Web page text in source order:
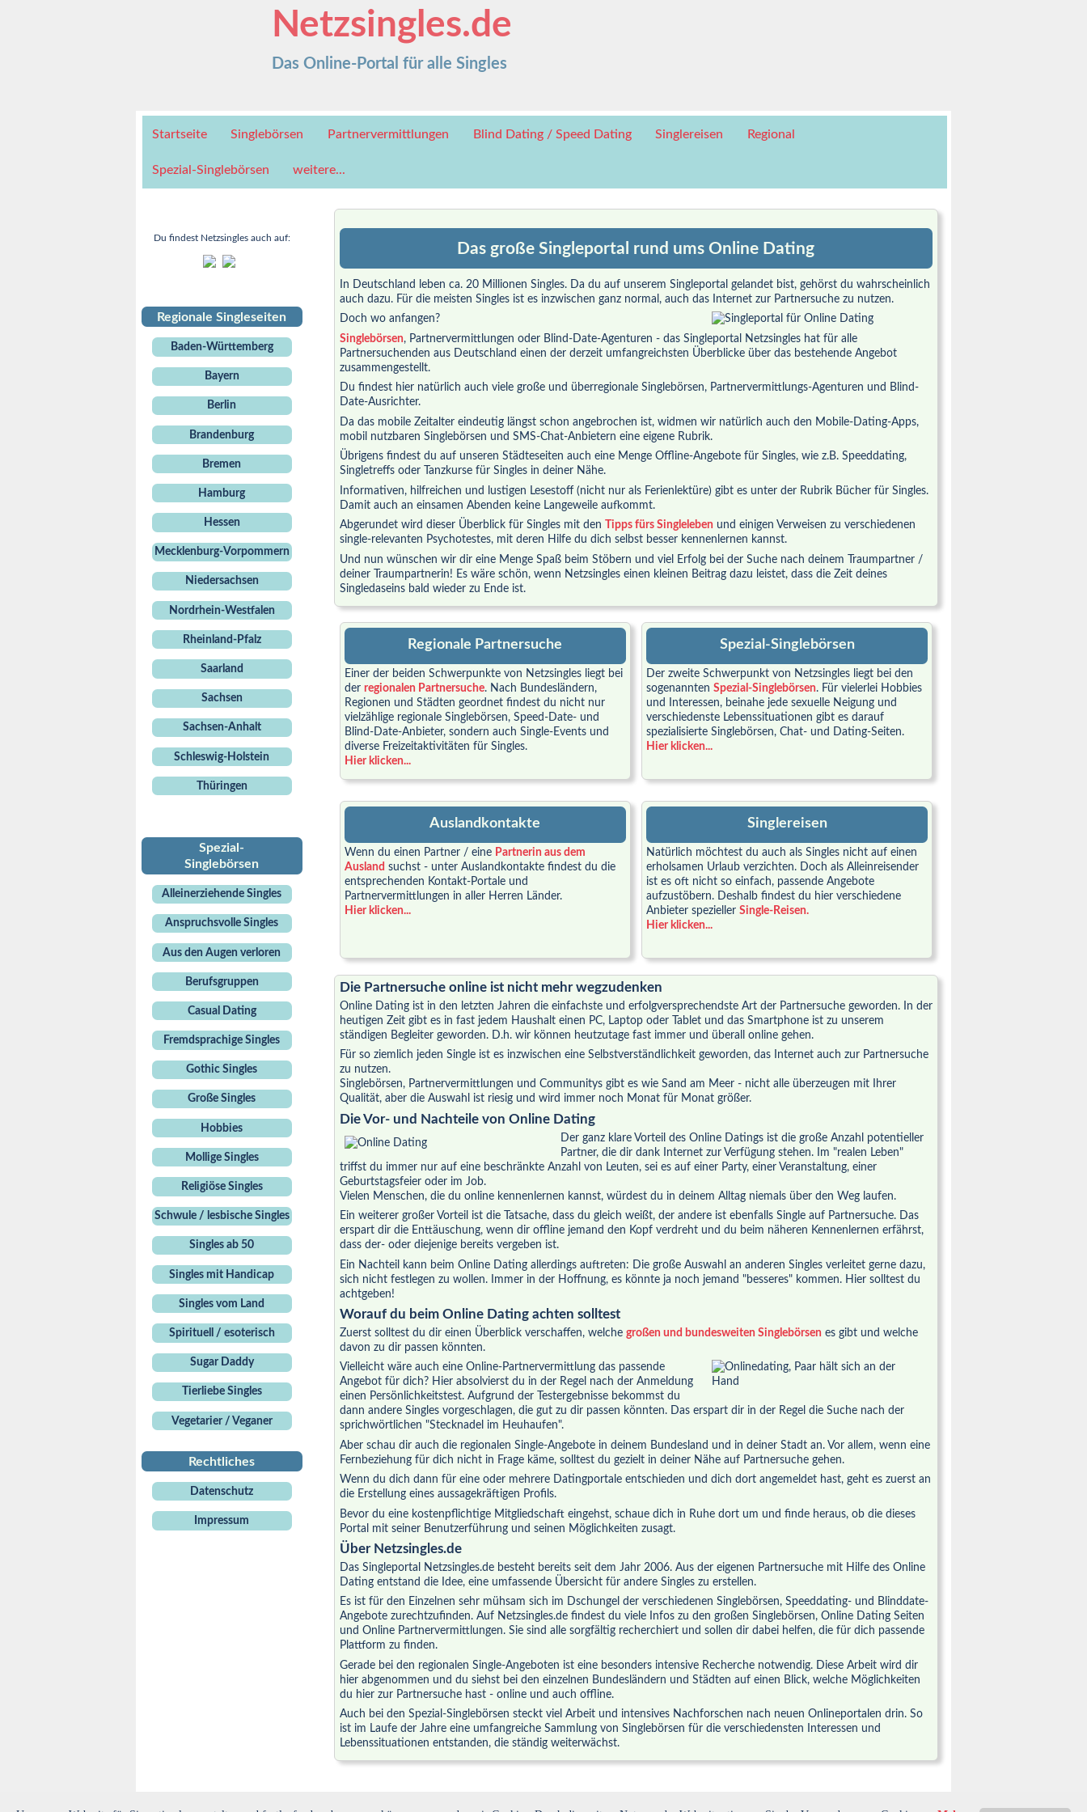
Netzsingles.de
Das Online-Portal für alle Singles
Startseite Singlebörsen Partnervermittlungen Blind Dating / Speed Dating Singlereisen Regional
Spezial-Singlebörsen weitere...
Das große Singleportal rund ums Online Dating
In Deutschland leben ca. 20 Millionen Singles. Da du auf unserem Singleportal gelandet bist, gehörst du wahrscheinlich
auch dazu. Für die meisten Singles ist es inzwischen ganz normal, auch das Internet zur Partnersuche zu nutzen.
Doch wo anfangen?
Singlebörsen, Partnervermittlungen oder Blind-Date-Agenturen - das Singleportal Netzsingles hat für alle
Partnersuchenden aus Deutschland einen der derzeit umfangreichsten Überblicke über das bestehende Angebot
zusammengestellt.
Du findest hier natürlich auch viele große und überregionale Singlebörsen, Partnervermittlungs-Agenturen und Blind-
Date-Ausrichter.
Da das mobile Zeitalter eindeutig längst schon angebrochen ist, widmen wir natürlich auch den Mobile-Dating-Apps,
mobil nutzbaren Singlebörsen und SMS-Chat-Anbietern eine eigene Rubrik.
Übrigens findest du auf unseren Städteseiten auch eine Menge Offline-Angebote für Singles, wie z.B. Speeddating,
Singletreffs oder Tanzkurse für Singles in deiner Nähe.
Informativen, hilfreichen und lustigen Lesestoff (nicht nur als Ferienlektüre) gibt es unter der Rubrik Bücher für Singles.
Damit auch an einsamen Abenden keine Langeweile aufkommt.
Abgerundet wird dieser Überblick für Singles mit den Tipps fürs Singleleben und einigen Verweisen zu verschiedenen
single-relevanten Psychotestes, mit deren Hilfe du dich selbst besser kennenlernen kannst.
Und nun wünschen wir dir eine Menge Spaß beim Stöbern und viel Erfolg bei der Suche nach deinem Traumpartner /
deiner Traumpartnerin! Es wäre schön, wenn Netzsingles einen kleinen Beitrag dazu leistet, dass die Zeit deines
Singledaseins bald wieder zu Ende ist.
Regionale Partnersuche
Einer der beiden Schwerpunkte von Netzsingles liegt bei
der regionalen Partnersuche. Nach Bundesländern,
Regionen und Städten geordnet findest du nicht nur
vielzählige regionale Singlebörsen, Speed-Date- und
Blind-Date-Anbieter, sondern auch Single-Events und
diverse Freizeitaktivitäten für Singles.
Hier klicken...
Spezial-Singlebörsen
Der zweite Schwerpunkt von Netzsingles liegt bei den
sogenanntenSpezial-Singlebörsen. Für vielerlei Hobbies
und Interessen, beinahe jede sexuelle Neigung und
verschiedenste Lebenssituationen gibt es darauf
spezialisierte Singlebörsen, Chat- und Dating-Seiten.
Hier klicken...
Auslandkontakte
Wenn du einen Partner / eine Partnerin aus dem
Ausland suchst - unter Auslandkontakte findest du die
entsprechenden Kontakt-Portale und
Partnervermittlungen in aller Herren Länder.
Hier klicken...
Singlereisen
Natürlich möchtest du auch als Singles nicht auf einen
erholsamen Urlaub verzichten. Doch als Alleinreisender
ist es oft nicht so einfach, passende Angebote
aufzustöbern. Deshalb findest du hier verschiedene
Anbieter speziellerSingle-Reisen.
Hier klicken...
Die Partnersuche online ist nicht mehr wegzudenken
Online Dating ist in den letzten Jahren die einfachste und erfolgversprechendste Art der Partnersuche geworden. In der
heutigen Zeit gibt es in fast jedem Haushalt einen PC, Laptop oder Tablet und das Smartphone ist zu unserem
ständigen Begleiter geworden. D.h. wir können heutzutage fast immer und überall online gehen.
Für so ziemlich jeden Single ist es inzwischen eine Selbstverständlichkeit geworden, das Internet auch zur Partnersuche
zu nutzen.
Singlebörsen, Partnervermittlungen und Communitys gibt es wie Sand am Meer - nicht alle überzeugen mit Ihrer
Qualität, aber die Auswahl ist riesig und wird immer noch Monat für Monat größer.
Die Vor- und Nachteile von Online Dating
Der ganz klare Vorteil des Online Datings ist die große Anzahl potentieller
Partner, die dir dank Internet zur Verfügung stehen. Im "realen Leben"
triffst du immer nur auf eine beschränkte Anzahl von Leuten, sei es auf einer Party, einer Veranstaltung, einer
Geburtstagsfeier oder im Job.
Vielen Menschen, die du online kennenlernen kannst, würdest du in deinem Alltag niemals über den Weg laufen.
Ein weiterer großer Vorteil ist die Tatsache, dass du gleich weißt, der andere ist ebenfalls Single auf Partnersuche. Das
erspart dir die Enttäuschung, wenn dir offline jemand den Kopf verdreht und du beim näheren Kennenlernen erfährst,
dass der- oder diejenige bereits vergeben ist.
Ein Nachteil kann beim Online Dating allerdings auftreten: Die große Auswahl an anderen Singles verleitet gerne dazu,
sich nicht festlegen zu wollen. Immer in der Hoffnung, es könnte ja noch jemand "besseres" kommen. Hier solltest du
achtgeben!
Worauf du beim Online Dating achten solltest
Zuerst solltest du dir einen Überblick verschaffen, welche großen und bundesweiten Singlebörsen es gibt und welche
davon zu dir passen könnten.
Vielleicht wäre auch eine Online-Partnervermittlung das passende
Angebot für dich? Hier absolvierst du in der Regel nach der Anmeldung
einen Persönlichkeitstest. Aufgrund der Testergebnisse bekommst du
dann andere Singles vorgeschlagen, die gut zu dir passen könnten. Das erspart dir in der Regel die Suche nach der
sprichwörtlichen "Stecknadel im Heuhaufen".
Aber schau dir auch die regionalen Single-Angebote in deinem Bundesland und in deiner Stadt an. Vor allem, wenn eine
Fernbeziehung für dich nicht in Frage käme, solltest du gezielt in deiner Nähe auf Partnersuche gehen.
Wenn du dich dann für eine oder mehrere Datingportale entschieden und dich dort angemeldet hast, geht es zuerst an
die Erstellung eines aussagekräftigen Profils.
Bevor du eine kostenpflichtige Mitgliedschaft eingehst, schaue dich in Ruhe dort um und finde heraus, ob die dieses
Portal mit seiner Benutzerführung und seinen Möglichkeiten zusagt.
Über Netzsingles.de
Das Singleportal Netzsingles.de besteht bereits seit dem Jahr 2006. Aus der eigenen Partnersuche mit Hilfe des Online
Dating entstand die Idee, eine umfassende Übersicht für andere Singles zu erstellen.
Es ist für den Einzelnen sehr mühsam sich im Dschungel der verschiedenen Singlebörsen, Speeddating- und Blinddate-
Angebote zurechtzufinden. Auf Netzsingles.de findest du viele Infos zu den großen Singlebörsen, Online Dating Seiten
und Online Partnervermittlungen. Sie sind alle sorgfältig recherchiert und sollen dir dabei helfen, die für dich passende
Plattform zu finden.
Gerade bei den regionalen Single-Angeboten ist eine besonders intensive Recherche notwendig. Diese Arbeit wird dir
hier abgenommen und du siehst bei den einzelnen Bundesländern und Städten auf einen Blick, welche Möglichkeiten
du hier zur Partnersuche hast - online und auch offline.
Auch bei den Spezial-Singlebörsen steckt viel Arbeit und intensives Nachforschen nach neuen Onlineportalen drin. So
ist im Laufe der Jahre eine umfangreiche Sammlung von Singlebörsen für die verschiedensten Interessen und
Lebenssituationen entstanden, die ständig weiterwächst.
Du findest Netzsingles auch auf:
Regionale Singleseiten
Baden-Württemberg
Bayern
Berlin
Brandenburg
Bremen
Hamburg
Hessen
Mecklenburg-Vorpommern
Niedersachsen
Nordrhein-Westfalen
Rheinland-Pfalz
Saarland
Sachsen
Sachsen-Anhalt
Schleswig-Holstein
Thüringen
Spezial-
Singlebörsen
Alleinerziehende Singles
Anspruchsvolle Singles
Aus den Augen verloren
Berufsgruppen
Casual Dating
Fremdsprachige Singles
Gothic Singles
Große Singles
Hobbies
Mollige Singles
Religiöse Singles
Schwule / lesbische Singles
Singles ab 50
Singles mit Handicap
Singles vom Land
Spirituell / esoterisch
Sugar Daddy
Tierliebe Singles
Vegetarier / Veganer
Rechtliches
Datenschutz
Impressum